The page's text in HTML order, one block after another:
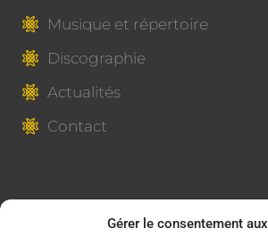
Gérer le consentement aux
Musique et répertoire
Discographie
Actualités
Contact